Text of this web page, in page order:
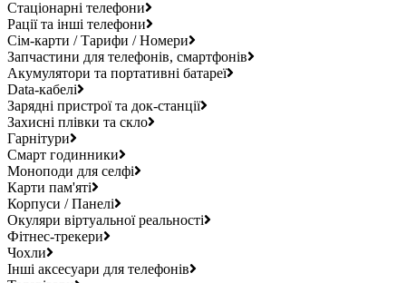
Стаціонарні телефони
Рації та інші телефони
Сім-карти / Тарифи / Номери
Запчастини для телефонів, смартфонів
Акумулятори та портативні батареї
Data-кабелі
Зарядні пристрої та док-станції
Захисні плівки та скло
Гарнітури
Смарт годинники
Моноподи для селфі
Карти пам'яті
Корпуси / Панелі
Окуляри віртуальної реальності
Фітнес-трекери
Чохли
Інші аксесуари для телефонів